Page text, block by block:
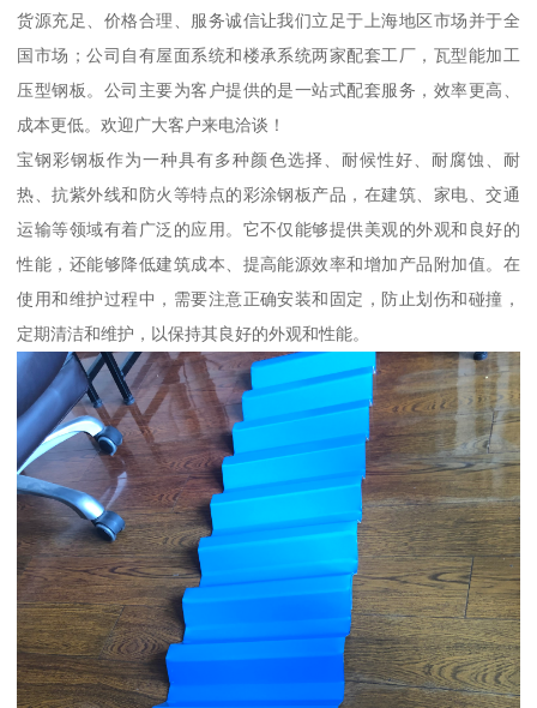
货源充足、价格合理、服务诚信让我们立足于上海地区市场并于全
国市场；公司自有屋面系统和楼承系统两家配套工厂，瓦型能加工
压型钢板。公司主要为客户提供的是一站式配套服务，效率更高、
成本更低。欢迎广大客户来电洽谈！
宝钢彩钢板作为一种具有多种颜色选择、耐候性好、耐腐蚀、耐
热、抗紫外线和防火等特点的彩涂钢板产品，在建筑、家电、交通
运输等领域有着广泛的应用。它不仅能够提供美观的外观和良好的
性能，还能够降低建筑成本、提高能源效率和增加产品附加值。在
使用和维护过程中，需要注意正确安装和固定，防止划伤和碰撞，
定期清洁和维护，以保持其良好的外观和性能。